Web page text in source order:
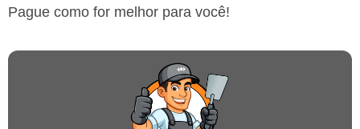
Pague como for melhor para você!